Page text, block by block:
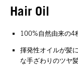
Hair Oil
100%自然由来の4
揮発性オイルが髪
な手ざわりのツヤ髪